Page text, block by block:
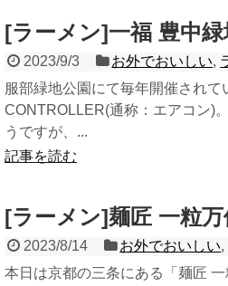
[ラーメン]一福 豊中
2023/9/3 お外でおいしい,
服部緑地公園にて毎年開催されて
CONTROLLER(通称：エアコン)
うですが、...
記事を読む
[ラーメン]麺匠 一粒
2023/8/14 お外でおいしい,
本日は京都の三条にある「麺匠